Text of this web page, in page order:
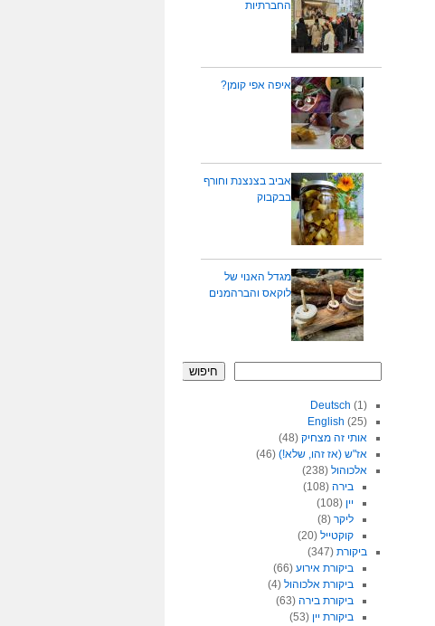
החברתיות
איפה אפי קומן?
אביב בצנצנת וחורף
בבקבוק
מגדל האנוי של
לוקאס והברהמנים
חיפוש
Deutsch (1)
English (25)
אותי זה מצחיק(48)
אז"ש (אז זהו, שלא!)(46)
אלכוהול(238)
בירה (108)
יין (108)
ליקר (8)
קוקטייל (20)
ביקורת(347)
ביקורת אירוע (66)
ביקורת אלכוהול (4)
ביקורת בירה (63)
ביקורת יין (53)